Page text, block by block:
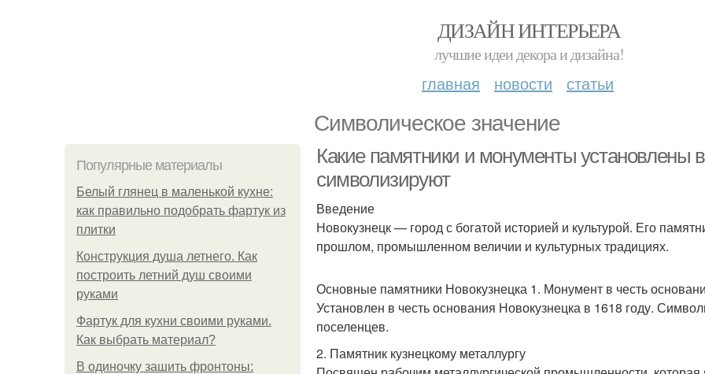
ДИЗАЙН ИНТЕРЬЕРА
лучшие идеи декора и дизайна!
главная новости статьи
Символическое значение
Популярные материалы
Белый глянец в маленькой кухне:
как правильно подобрать фартук из
плитки
Конструкция душа летнего. Как
построить летний душ своими
руками
Фартук для кухни своими руками.
Как выбрать материал?
В одиночку зашить фронтоны:
Какие памятники и монументы установлены
символизируют
Введение
Новокузнецк — город с богатой историей и культурой. Его
прошлом, промышленном величии и культурных традициях.
Основные памятники Новокузнецка 1. Монумент в честь
Установлен в честь основания Новокузнецка в 1618 году.
поселенцев.
2. Памятник кузнецкому металлургу